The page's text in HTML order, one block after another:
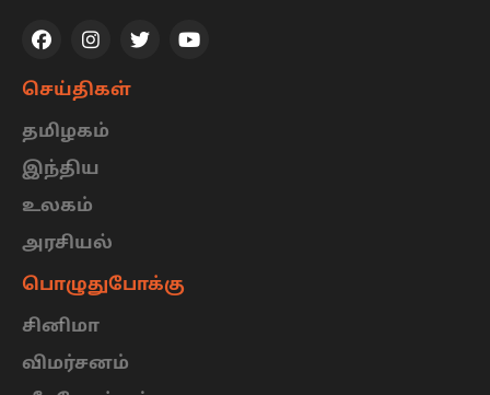
செய்திகள்
தமிழகம்
இந்திய
உலகம்
அரசியல்
பொழுதுபோக்கு
சினிமா
விமர்சனம்